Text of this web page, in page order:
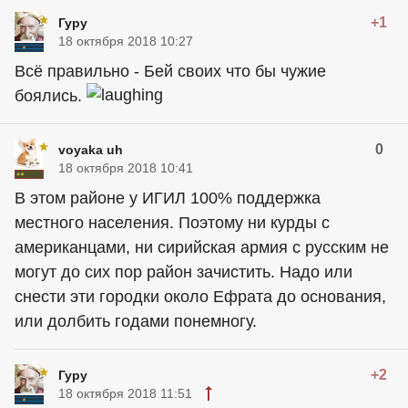
Гуру +1
18 октября 2018 10:27
Всё правильно - Бей своих что бы чужие
боялись.
voyaka uh 0
18 октября 2018 10:41
В этом районе у ИГИЛ 100% поддержка
местного населения. Поэтому ни курды с
американцами, ни сирийская армия с русским не
могут до сих пор район зачистить. Надо или
снести эти городки около Ефрата до основания,
или долбить годами понемногу.
Гуру +2
18 октября 2018 11:51